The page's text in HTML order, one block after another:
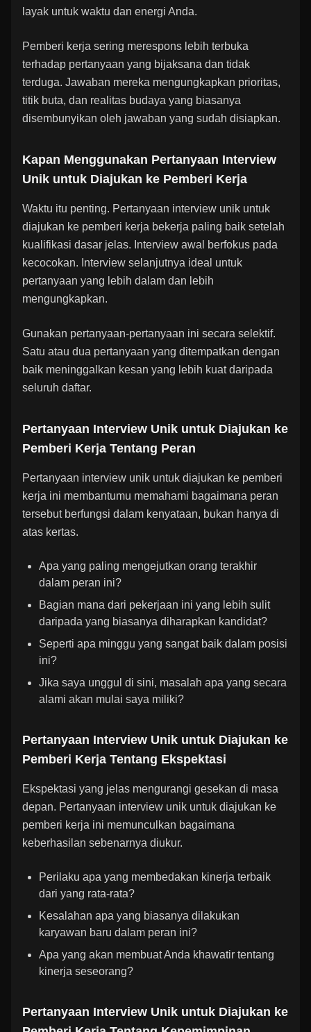
layak untuk waktu dan energi Anda.
Pemberi kerja sering merespons lebih terbuka
terhadap pertanyaan yang bijaksana dan tidak
terduga. Jawaban mereka mengungkapkan prioritas,
titik buta, dan realitas budaya yang biasanya
disembunyikan oleh jawaban yang sudah disiapkan.
Kapan Menggunakan Pertanyaan Interview
Unik untuk Diajukan ke Pemberi Kerja
Waktu itu penting. Pertanyaan interview unik untuk
diajukan ke pemberi kerja bekerja paling baik setelah
kualifikasi dasar jelas. Interview awal berfokus pada
kecocokan. Interview selanjutnya ideal untuk
pertanyaan yang lebih dalam dan lebih
mengungkapkan.
Gunakan pertanyaan-pertanyaan ini secara selektif.
Satu atau dua pertanyaan yang ditempatkan dengan
baik meninggalkan kesan yang lebih kuat daripada
seluruh daftar.
Pertanyaan Interview Unik untuk Diajukan ke
Pemberi Kerja Tentang Peran
Pertanyaan interview unik untuk diajukan ke pemberi
kerja ini membantumu memahami bagaimana peran
tersebut berfungsi dalam kenyataan, bukan hanya di
atas kertas.
Apa yang paling mengejutkan orang terakhir
dalam peran ini?
Bagian mana dari pekerjaan ini yang lebih sulit
daripada yang biasanya diharapkan kandidat?
Seperti apa minggu yang sangat baik dalam posisi
ini?
Jika saya unggul di sini, masalah apa yang secara
alami akan mulai saya miliki?
Pertanyaan Interview Unik untuk Diajukan ke
Pemberi Kerja Tentang Ekspektasi
Ekspektasi yang jelas mengurangi gesekan di masa
depan. Pertanyaan interview unik untuk diajukan ke
pemberi kerja ini memunculkan bagaimana
keberhasilan sebenarnya diukur.
Perilaku apa yang membedakan kinerja terbaik
dari yang rata-rata?
Kesalahan apa yang biasanya dilakukan
karyawan baru dalam peran ini?
Apa yang akan membuat Anda khawatir tentang
kinerja seseorang?
Pertanyaan Interview Unik untuk Diajukan ke